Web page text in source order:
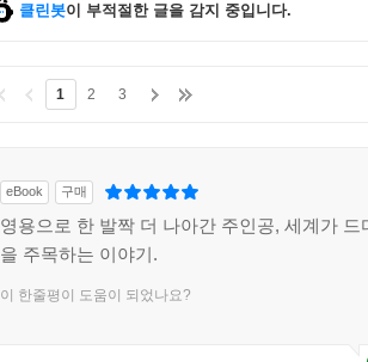
클린봇이 부적절한 글을 감지 중입니다.
1 2 3
eBook 구매
영용으로 한 발짝 더 나아간 주인공, 세계가 드
을 주목하는 이야기.
이 한줄평이 도움이 되었나요?